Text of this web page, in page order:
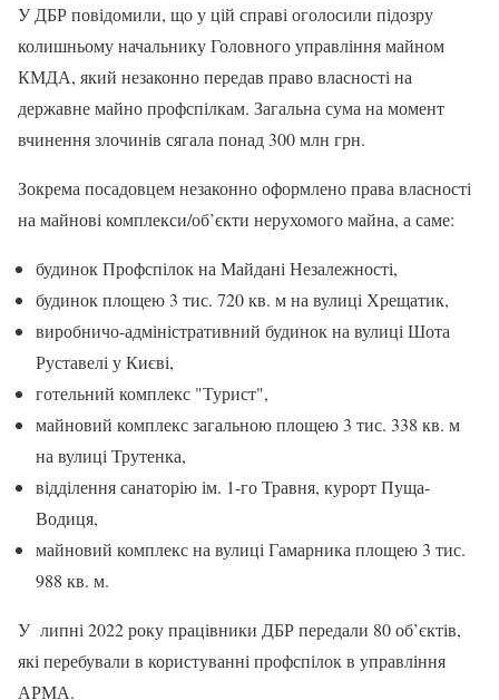
У ДБР повідомили, що у цій справі оголосили підозру
колишньому начальнику Головного управління майном
КМДА, який незаконно передав право власності на
державне майно профспілкам. Загальна сума на момент
вчинення злочинів сягала понад 300 млн грн.
Зокрема посадовцем незаконно оформлено права власності
на майнові комплекси/об’єкти нерухомого майна, а саме:
будинок Профспілок на Майдані Незалежності,
будинок площею 3 тис. 720 кв. м на вулиці Хрещатик,
виробничо-адміністративний будинок на вулиці Шота
Руставелі у Києві,
готельний комплекс "Турист",
майновий комплекс загальною площею 3 тис. 338 кв. м
на вулиці Трутенка,
відділення санаторію ім. 1-го Травня, курорт Пуща-
Водиця,
майновий комплекс на вулиці Гамарника площею 3 тис.
988 кв. м.
У липні 2022 року працівники ДБР передали 80 об’єктів,
які перебували в користуванні профспілок в управління
АРМА.